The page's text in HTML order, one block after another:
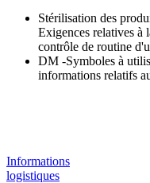
Stérilisation des
Exigences relatives à
contrôle de routine
DM -Symboles à
informations relatifs
Informations
logistiques